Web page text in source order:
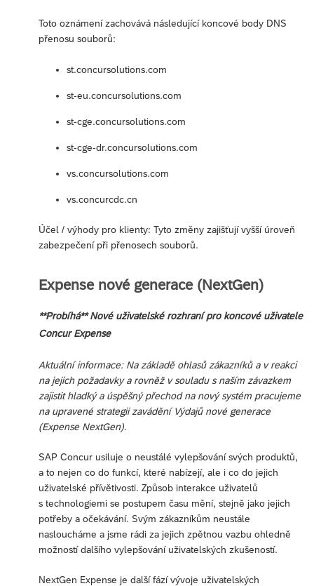
Toto oznámení zachovává následující koncové body DNS
přenosu souborů:
st.concursolutions.com
st-eu.concursolutions.com
st-cge.concursolutions.com
st-cge-dr.concursolutions.com
vs.concursolutions.com
vs.concurcdc.cn
Účel / výhody pro klienty: Tyto změny zajišťují vyšší úroveň
zabezpečení při přenosech souborů.
Expense nové generace (NextGen)
**Probíhá** Nové uživatelské rozhraní pro koncové uživatele
Concur Expense
Aktuální informace: Na základě ohlasů zákazníků a v reakci
na jejich požadavky a rovněž v souladu s naším závazkem
zajistit hladký a úspěšný přechod na nový systém pracujeme
na upravené strategii zavádění Výdajů nové generace
(Expense NextGen).
SAP Concur usiluje o neustálé vylepšování svých produktů,
a to nejen co do funkcí, které nabízejí, ale i co do jejich
uživatelské přívětivosti. Způsob interakce uživatelů
s technologiemi se postupem času mění, stejně jako jejich
potřeby a očekávání. Svým zákazníkům neustále
nasloucháme a jsme rádi za jejich zpětnou vazbu ohledně
možností dalšího vylepšování uživatelských zkušeností.
NextGen Expense je další fází vývoje uživatelských